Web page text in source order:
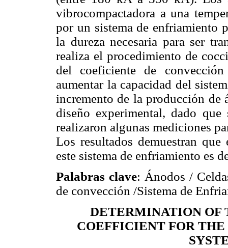
vibrocompactadora a una
por un sistema de enfriamiento
la dureza necesaria para ser
realiza el procedimiento de
del coeficiente de
aumentar la capacidad del
incremento de la producción
diseño experimental, dado
realizaron algunas mediciones
Los resultados demuestran
este sistema de enfriamiento es
Palabras clave: Ánodos /
de convección /Sistema de
DETERMINATION OF
COEFFICIENT FOR